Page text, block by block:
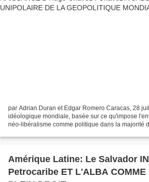
par Adrian Duran et Edgar Romero Caracas, 28
idéologique mondiale, basée sur ce qu'impose
néo-libéralisme comme politique dans la majorité
Amérique Latine: Le Salvador
Petrocaribe ET L'ALBA COMME